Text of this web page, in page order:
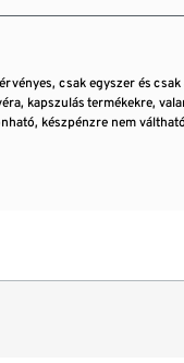
csak egyszer és csak
kapszulás termékekre,
készpénzre nem